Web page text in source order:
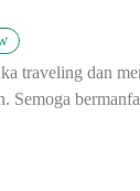
traveling dan
Semoga